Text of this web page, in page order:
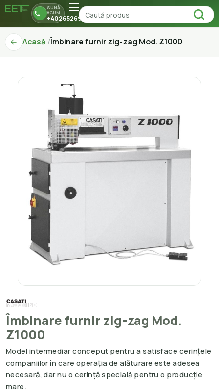
SUNĂ
ACUM
+40265269150
Acasă Îmbinare furnir zig-zag Mod. Z1000
Îmbinare furnir zig-zag Mod.
Z1000
Model intermediar conceput pentru a satisface cerințele
companiilor în care operația de alăturare este adesea
necesară, dar nu o cerință specială pentru o producție
mare.